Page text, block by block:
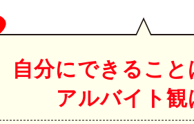
自分にできるこ
アルバイト観